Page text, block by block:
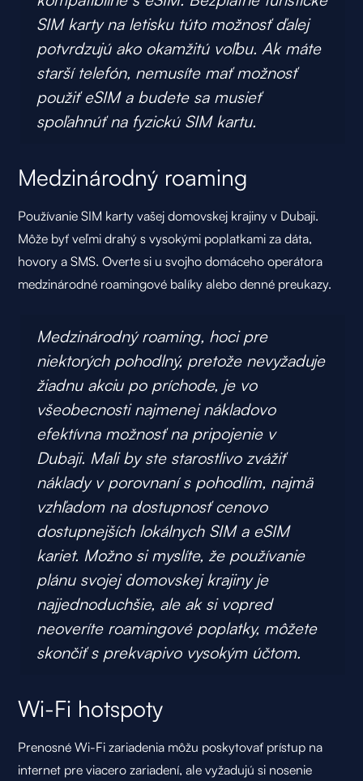
SIM karty na letisku túto možnosť ďalej
potvrdzujú ako okamžitú voľbu. Ak máte
starší telefón, nemusíte mať možnosť
použiť eSIM a budete sa musieť
spoľahnúť na fyzickú SIM kartu.
Medzinárodný roaming
Používanie SIM karty vašej domovskej krajiny v Dubaji.
Môže byť veľmi drahý s vysokými poplatkami za dáta,
hovory a SMS. Overte si u svojho domáceho operátora
medzinárodné roamingové balíky alebo denné preukazy.
Medzinárodný roaming, hoci pre
niektorých pohodlný, pretože nevyžaduje
žiadnu akciu po príchode, je vo
všeobecnosti najmenej nákladovo
efektívna možnosť na pripojenie v
Dubaji. Mali by ste starostlivo zvážiť
náklady v porovnaní s pohodlím, najmä
vzhľadom na dostupnosť cenovo
dostupnejších lokálnych SIM a eSIM
kariet. Možno si myslíte, že používanie
plánu svojej domovskej krajiny je
najjednoduchšie, ale ak si vopred
neoveríte roamingové poplatky, môžete
skončiť s prekvapivo vysokým účtom.
Wi-Fi hotspoty
Prenosné Wi-Fi zariadenia môžu poskytovať prístup na
internet pre viacero zariadení, ale vyžadujú si nosenie